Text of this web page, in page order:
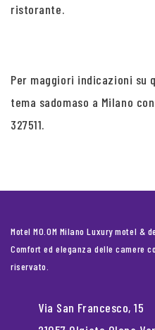
ristorante.
Per maggiori indicazioni su
tema sadomaso a Milano
327511.
Motel MO.OM Milano Luxury motel &
Comfort ed eleganza delle camere
riservato.
Via San Francesco, 15